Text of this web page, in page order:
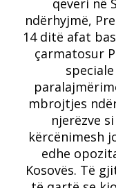
qeveri në
ndërhyjmë,
14 ditë afat
çarmatosur
mbrojtjes
njerëzve
kërcënimesh
edhe
Kosovës. Të